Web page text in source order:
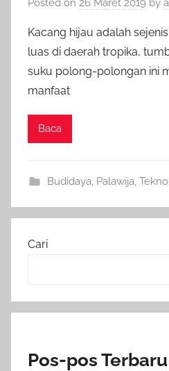
Kacang hijau adalah
luas di daerah tropika,
suku polong-polongan ini
manfaat
Baca
Budidaya Palawija
Cari
Pos-pos Terbaru